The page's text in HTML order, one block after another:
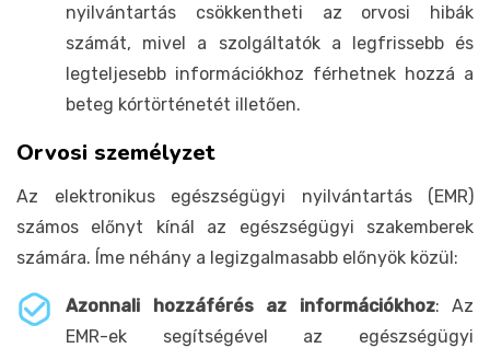
nyilvántartás csökkentheti az orvosi hibák
számát, mivel a szolgáltatók a legfrissebb és
legteljesebb információkhoz férhetnek hozzá a
beteg kórtörténetét illetően.
Orvosi személyzet
Az elektronikus egészségügyi nyilvántartás (EMR)
számos előnyt kínál az egészségügyi szakemberek
számára. Íme néhány a legizgalmasabb előnyök közül:
Azonnali hozzáférés az információkhoz: Az
EMR-ek segítségével az egészségügyi